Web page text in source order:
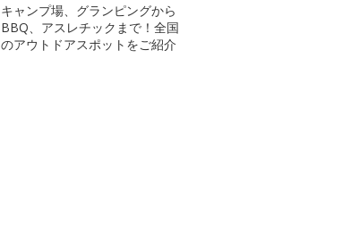
キャンプ場、グランピングから
BBQ、アスレチックまで！全国
のアウトドアスポットをご紹介